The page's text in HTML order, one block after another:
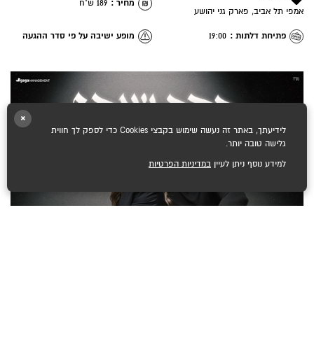
אמפי תל אביב, פארק גני יהושע
מחיר : 189 ש"ח
פתיחת דלתות : 19:00 מופע ישיבה על פי סדר ההגעה
×
לידיעתך, באתר זה נעשה שימוש בקבצי Cookies כדי לספק לך חווית
גלישה טובה יותר.
למידע נוסף ניתן לעיין במדיניות הפרטיות